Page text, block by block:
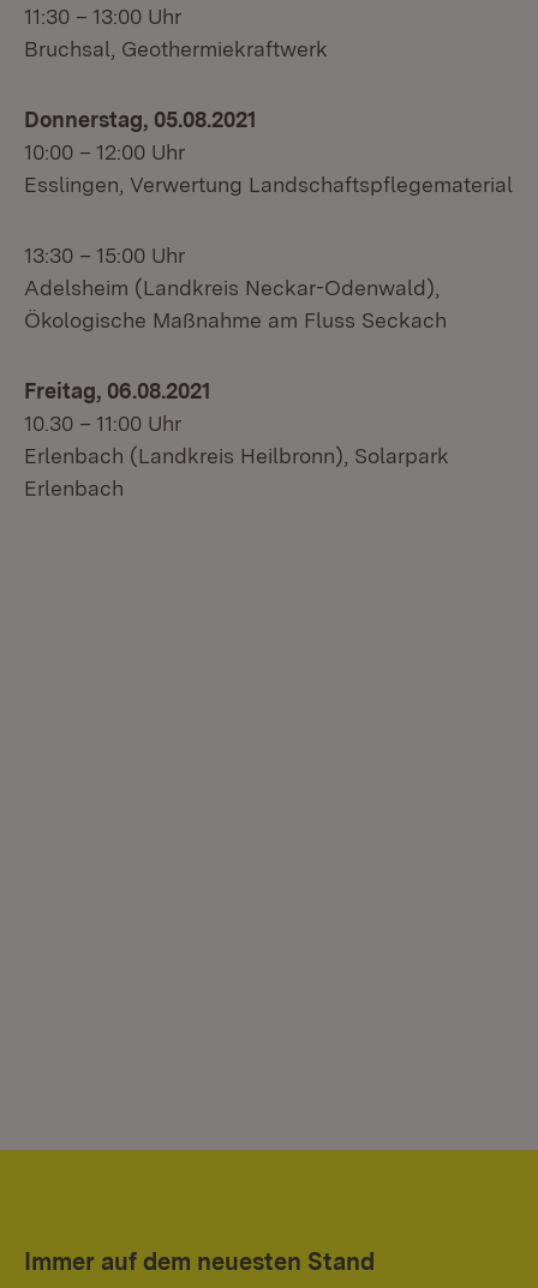
11:30 – 13:00 Uhr
Bruchsal, Geothermiekraftwerk
Donnerstag, 05.08.2021
10:00 – 12:00 Uhr
Esslingen, Verwertung Landschaftspflegematerial
13:30 – 15:00 Uhr
Adelsheim (Landkreis Neckar-Odenwald),
Ökologische Maßnahme am Fluss Seckach
Freitag, 06.08.2021
10.30 – 11:00 Uhr
Erlenbach (Landkreis Heilbronn), Solarpark
Erlenbach
Immer auf dem neuesten Stand